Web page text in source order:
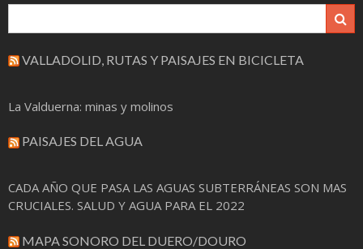
VALLADOLID, RUTAS Y PAISAJES EN BICICLETA
La Valduerna: minas y molinos
PAISAJES DEL AGUA
CADA AÑO QUE PASA LAS AGUAS SUBTERRÁNEAS SON MAS
CRUCIALES. SALUD Y AGUA PARA EL 2022
MAPA SONORO DEL DUERO/DOURO